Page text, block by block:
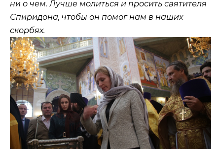
ни о чем. Лучше молиться и просить святителя
Спиридона, чтобы он помог нам в наших
скорбях.